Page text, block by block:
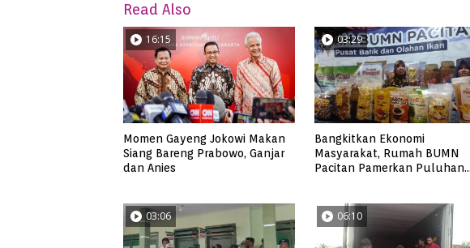
Read Also
16:15
Momen Gayeng Jokowi Makan
Siang Bareng Prabowo, Ganjar
dan Anies
03:29
Bangkitkan Ekonomi
Masyarakat, Rumah BUMN
Pacitan Pamerkan Puluhan
03:06 06:10